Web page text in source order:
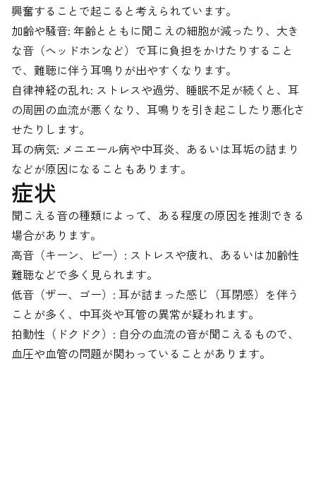
興奮することで起こると考えられています。
加齢や騒音: 年齢とともに聞こえの細胞が減ったり、大き
な音（ヘッドホンなど）で耳に負担をかけたりすること
で、難聴に伴う耳鳴りが出やすくなります。
自律神経の乱れ: ストレスや過労、睡眠不足が続くと、耳
の周囲の血流が悪くなり、耳鳴りを引き起こしたり悪化さ
せたりします。
耳の病気: メニエール病や中耳炎、あるいは耳垢の詰まり
などが原因になることもあります。
症状
聞こえる音の種類によって、ある程度の原因を推測できる
場合があります。
高音（キーン、ピー）: ストレスや疲れ、あるいは加齢性
難聴などで多く見られます。
低音（ザー、ゴー）: 耳が詰まった感じ（耳閉感）を伴う
ことが多く、中耳炎や耳管の異常が疑われます。
拍動性（ドクドク）: 自分の血流の音が聞こえるもので、
血圧や血管の問題が関わっていることがあります。